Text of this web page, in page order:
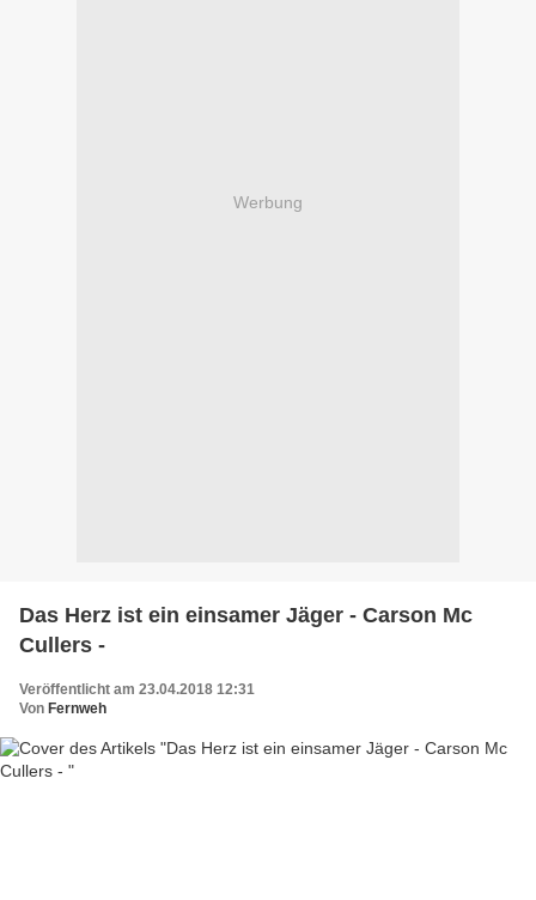
Werbung
Das Herz ist ein einsamer Jäger - Carson Mc
Cullers -
Veröffentlicht am 23.04.2018 12:31
Von Fernweh